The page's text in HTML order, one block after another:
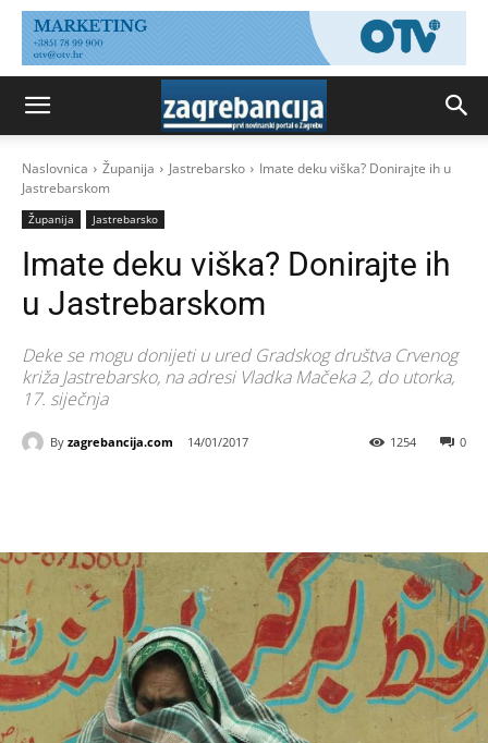
Naslovnica Županija Jastrebarsko
Imate deku viška? Donirajte ih u
Jastrebarskom
Županija Jastrebarsko
Imate deku viška? Donirajte ih
u Jastrebarskom
Deke se mogu donijeti u ured Gradskog društva Crvenog
križa Jastrebarsko, na adresi Vladka Mačeka 2, do utorka,
17. siječnja
By zagrebancija.com 14/01/2017 0
1254